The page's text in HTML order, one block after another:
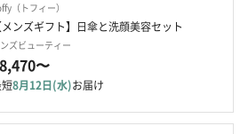
（トフィー）
メンズギフト】日傘と洗顔美容セット
ズビューティー
〜
8月12日(水)お届け